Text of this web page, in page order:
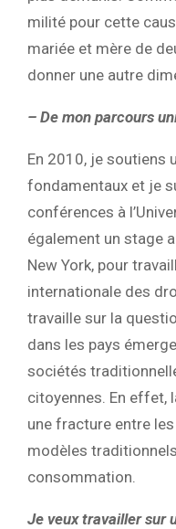
milité pour cette
mariée et mère de
donner une autre
– De mon parcours
En 2010, je soutiens
fondamentaux et je
conférences à
également un stage
New York, pour
internationale des
travaille sur la
dans les pays
sociétés
citoyennes. En effet,
une fracture entre
modèles
consommation.
Je veux travailler sur